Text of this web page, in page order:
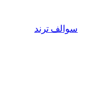
المحتوى
سوالف ترند